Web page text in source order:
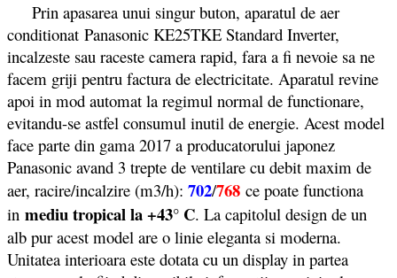
Prin apasarea unui singur buton, aparatul de aer
conditionat Panasonic KE25TKE Standard Inverter,
incalzeste sau raceste camera rapid, fara a fi nevoie sa ne
facem griji pentru factura de electricitate. Aparatul revine
apoi in mod automat la regimul normal de functionare,
evitandu-se astfel consumul inutil de energie. Acest model
face parte din gama 2017 a producatorului japonez
Panasonic avand 3 trepte de ventilare cu debit maxim de
aer, racire/incalzire (m3/h): 702/768 ce poate functiona
in mediu tropical la +43° C. La capitolul design de un
alb pur acest model are o linie eleganta si moderna.
Unitatea interioara este dotata cu un display in partea